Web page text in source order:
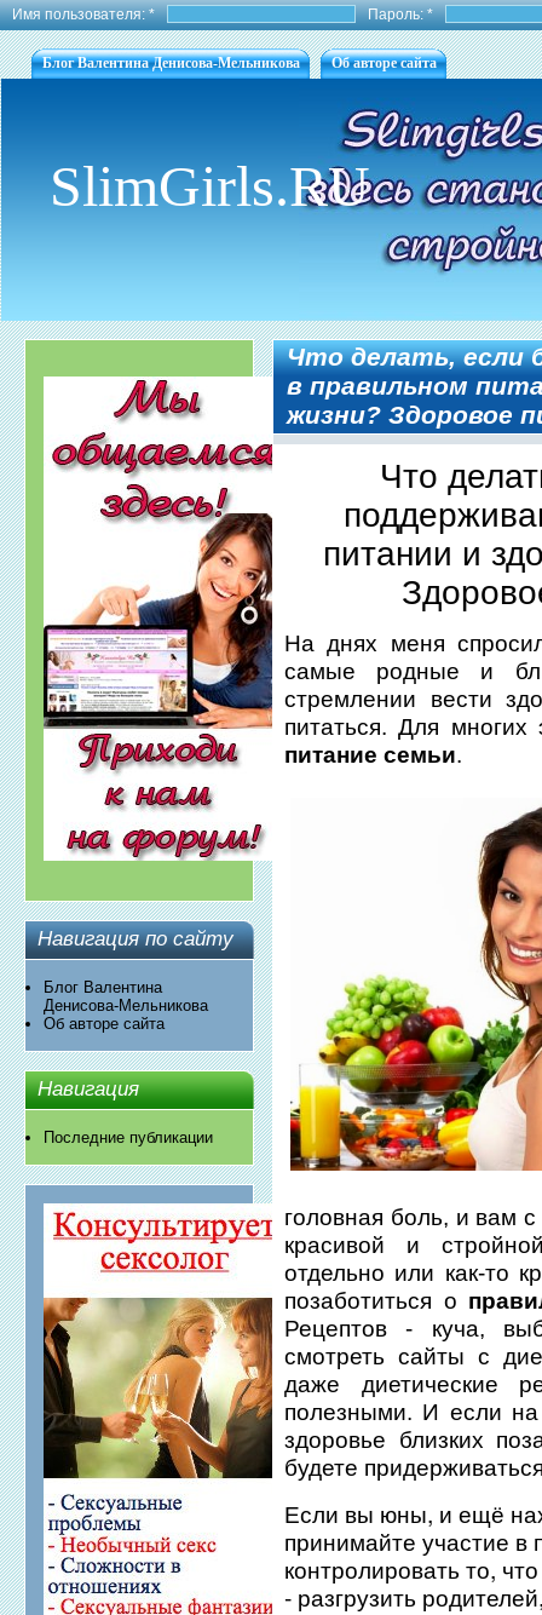
Имя пользователя:* Пароль:*
Блог Валентина Денисова-Мельникова Об авторе сайта
SlimGirls.RU
Навигация по сайту
Блог Валентина
Денисова-Мельникова
Об авторе сайта
Навигация
Последние публикации
Что делать, если
в правильном
жизни? Здоровое
Что
питании и
На днях меня
самые родные и
стремлении вести
питаться. Для
питание семьи.
головная боль, и вам
красивой и
отдельно или как-то
позаботиться о
Рецептов - куча,
смотреть сайты с
даже диетические
полезными. И если
здоровье близких
будете
Если вы юны, и ещё
принимайте участие в
контролировать то,
- разгрузить